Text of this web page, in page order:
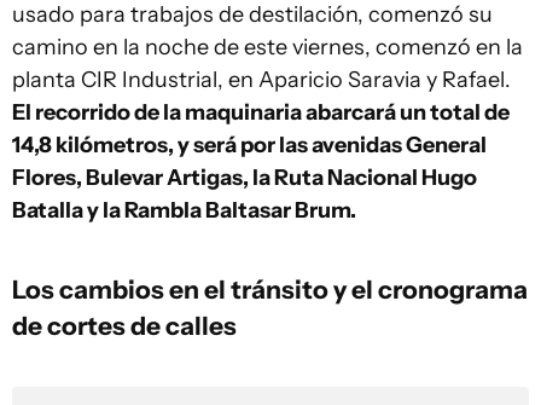
usado para trabajos de destilación, comenzó su
camino en la noche de este viernes, comenzó en la
planta CIR Industrial, en Aparicio Saravia y Rafael.
El recorrido de la maquinaria abarcará un total de
14,8 kilómetros, y será por las avenidas General
Flores, Bulevar Artigas, la Ruta Nacional Hugo
Batalla y la Rambla Baltasar Brum.
Los cambios en el tránsito y el cronograma
de cortes de calles